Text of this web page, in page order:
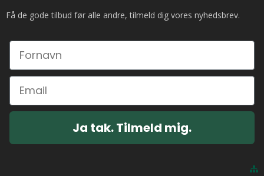
Få de gode tilbud før alle andre, tilmeld dig vores nyhedsbrev.
Ja tak. Tilmeld mig.